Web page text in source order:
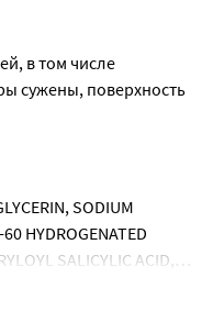
ухода
в том числе
сужены, поверхность
SODIUM
HYDROGENATED
SALICYLIC ACID,